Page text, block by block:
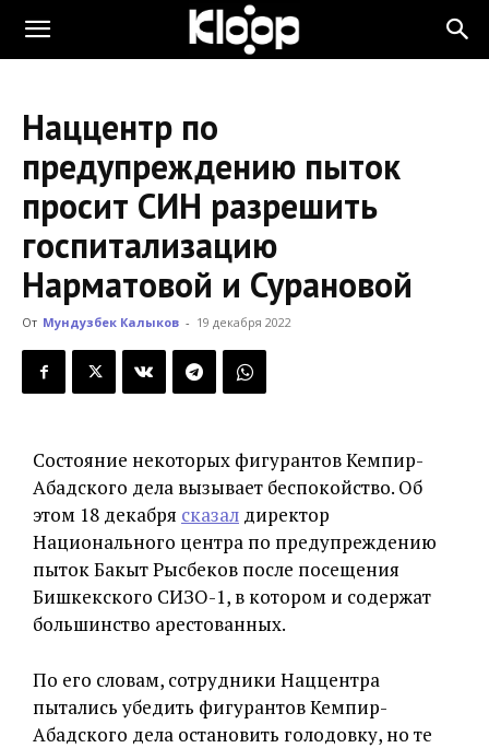
KLOOP.KG
Новости
Кыргызстана
Наццентр по
предупреждению пыток
просит СИН разрешить
госпитализацию
Нарматовой и Сурановой
От Мундузбек Калыков - 19 декабря 2022
Состояние некоторых фигурантов Кемпир-
Абадского дела вызывает беспокойство. Об
этом 18 декабря сказал директор
Национального центра по предупреждению
пыток Бакыт Рысбеков после посещения
Бишкекского СИЗО-1, в котором и содержат
большинство арестованных.
По его словам, сотрудники Наццентра
пытались убедить фигурантов Кемпир-
Абадского дела остановить голодовку, но те